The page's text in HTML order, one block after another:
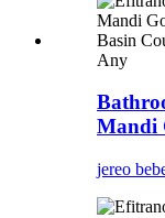
Any
Mandi
jereo